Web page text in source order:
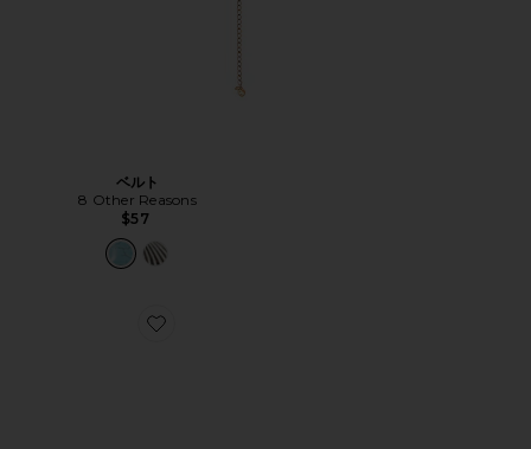
ベルト
8 Other Reasons
$57
Favorite ベルト